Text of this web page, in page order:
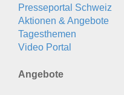
Presseportal Schweiz
Aktionen & Angebote
Tagesthemen
Video Portal
Angebote